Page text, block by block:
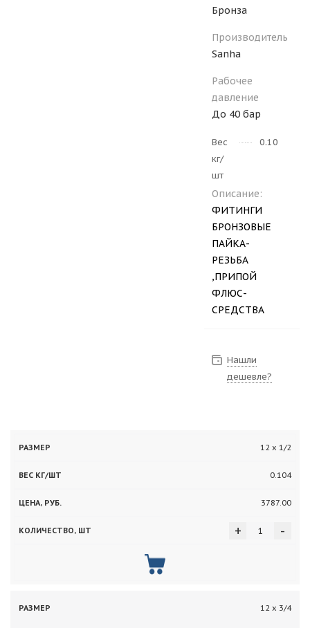
Бронза
Производитель
Sanha
Рабочее
давление
До 40 бар
Вес
кг/
шт
0.104
Описание:
ФИТИНГИ
БРОНЗОВЫЕ
ПАЙКА-
РЕЗЬБА
,ПРИПОЙ
ФЛЮС-
СРЕДСТВА
Нашли
дешевле?
12 х 1/2
0.104
3787.00
-
+
12 х 3/4